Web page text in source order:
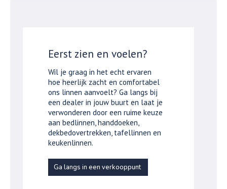
Eerst zien en voelen?
Wil je graag in het echt ervaren
hoe heerlijk zacht en comfortabel
ons linnen aanvoelt? Ga langs bij
een dealer in jouw buurt en laat je
verwonderen door een ruime keuze
aan bedlinnen, handdoeken,
dekbedovertrekken, tafellinnen en
keukenlinnen.
Ga langs in een verkooppunt